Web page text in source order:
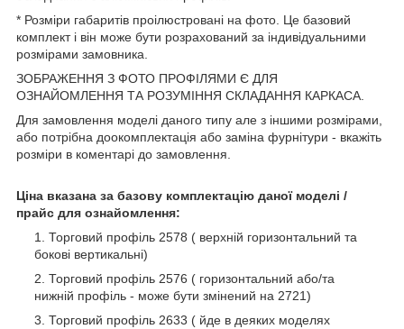
* Розміри габаритів проілюстровані на фото. Це базовий
комплект і він може бути розрахований за індивідуальними
розмірами замовника.
ЗОБРАЖЕННЯ З ФОТО ПРОФІЛЯМИ Є ДЛЯ
ОЗНАЙОМЛЕННЯ ТА РОЗУМІННЯ СКЛАДАННЯ КАРКАСА.
Для замовлення моделі даного типу але з іншими розмірами,
або потрібна доокомплектація або заміна фурнітури - вкажіть
розміри в коментарі до замовлення.
Ціна вказана за базову комплектацію даної моделі /
прайс для ознайомлення:
Торговий профіль 2578 ( верхній горизонтальний та
бокові вертикальні)
Торговий профіль 2576 ( горизонтальний або/та
нижній профіль - може бути змінений на 2721)
Торговий профіль 2633 ( йде в деяких моделях